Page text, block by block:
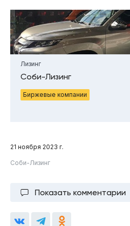
Лизинг
Соби-Лизинг
Биржевые компании
21 ноября 2023 г.
Соби-Лизинг
Показать комментарии